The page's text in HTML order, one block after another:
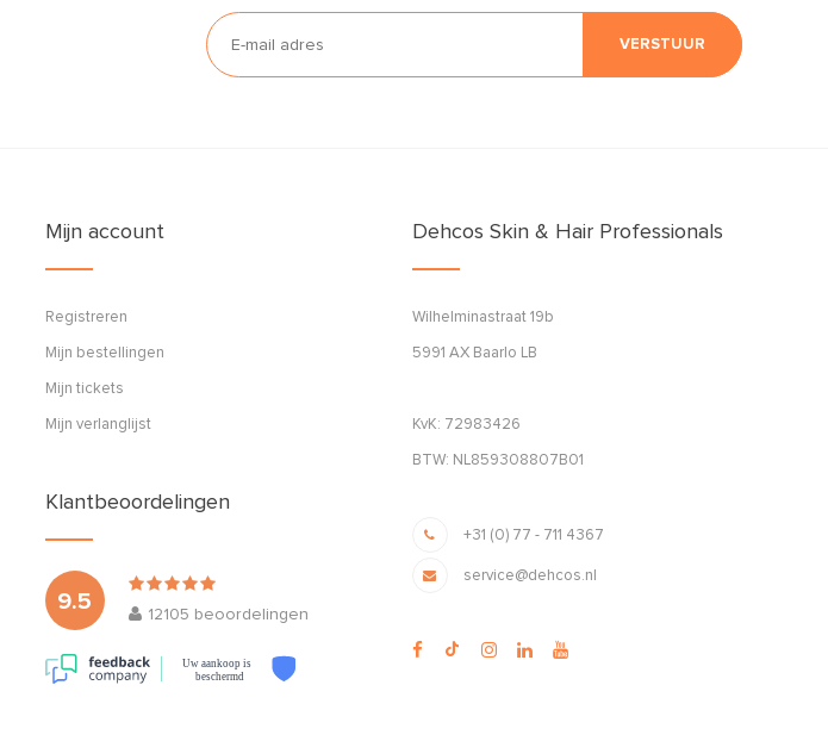
VERSTUUR
Mijn account
Registreren
Mijn bestellingen
Mijn tickets
Mijn verlanglijst
Klantbeoordelingen
9.5
12105 beoordelingen
Uw aankoop is
beschermd
Dehcos Skin & Hair Professionals
Wilhelminastraat 19b
5991 AX Baarlo LB
KvK: 72983426
BTW: NL859308807B01
+31 (0) 77 - 711 4367
service@dehcos.nl